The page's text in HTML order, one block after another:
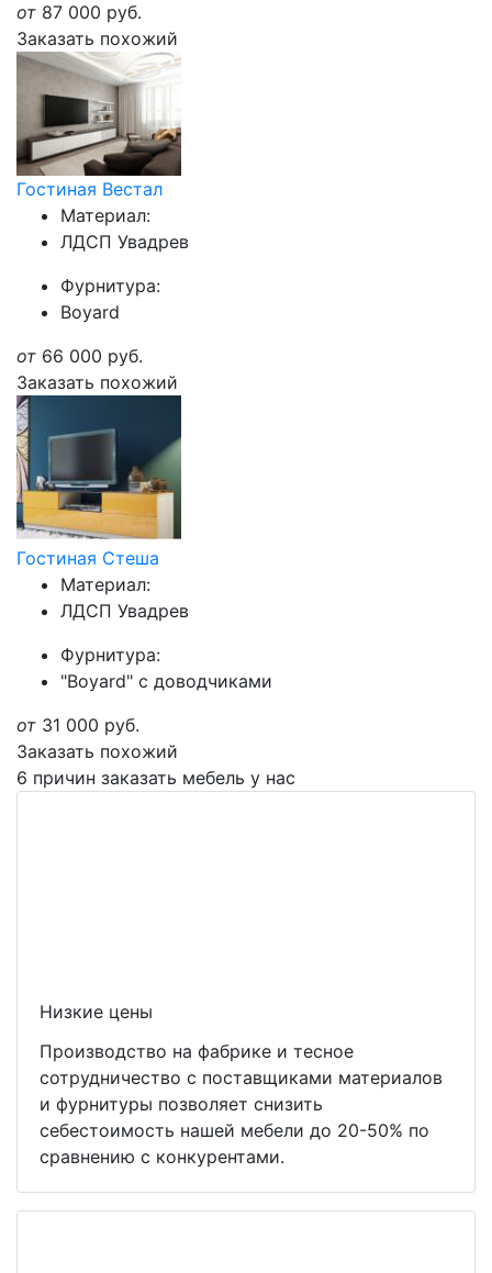
от 87 000 руб.
Заказать похожий
Гостиная Вестал
Материал:
ЛДСП Увадрев
Фурнитура:
Boyard
от 66 000 руб.
Заказать похожий
Гостиная Стеша
Материал:
ЛДСП Увадрев
Фурнитура:
"Boyard" с доводчиками
от 31 000 руб.
Заказать похожий
6 причин заказать мебель у нас
Низкие цены
Производство на фабрике и тесное
сотрудничество с поставщиками материалов
и фурнитуры позволяет снизить
себестоимость нашей мебели до 20-50% по
сравнению с конкурентами.